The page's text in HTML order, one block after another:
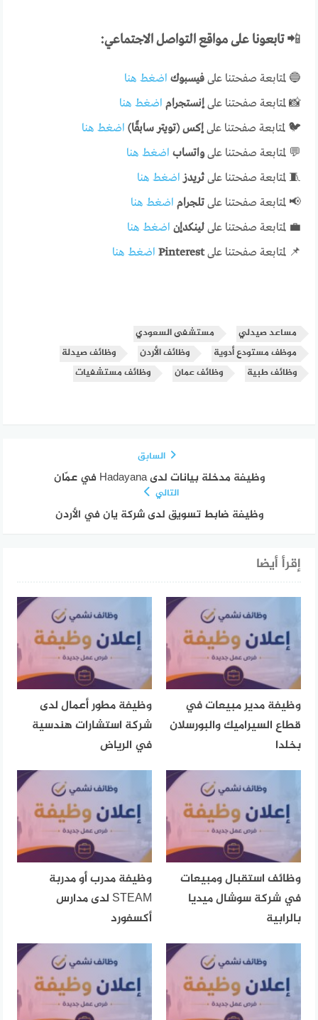
📲تابعونا على مواقع التواصل الاجتماعي:
🔵 لمتابعة صفحتنا علىفيسبوك اضغط هنا
📸 لمتابعة صفحتنا علىإنستجرام اضغط هنا
🐦 لمتابعة صفحتنا علىإكس (تويتر سابقًا) اضغط هنا
💬 لمتابعة صفحتنا علىواتساب اضغط هنا
🧵 لمتابعة صفحتنا علىثريدز اضغط هنا
📢 لمتابعة صفحتنا علىتلجرام اضغط هنا
💼 لمتابعة صفحتنا علىلينكدإن اضغط هنا
📌 لمتابعة صفحتنا علىPinterest اضغط هنا
مساعد صيدلي
مستشفى السعودي
موظف مستودع أدوية
وظائف الأردن
وظائف صيدلة
وظائف طبية
وظائف عمان وظائف مستشفيات
السابق
وظيفة مدخلة بيانات لدى Hadayana في عمّان
التالي
وظيفة ضابط تسويق لدى شركة يان في الأردن
إقرأ أيضا
وظيفة مدير مبيعات في
قطاع السيراميك والبورسلان
بخلدا
وظيفة مطور أعمال لدى
شركة استشارات هندسية
في الرياض
وظائف استقبال ومبيعات
في شركة سوشال ميديا
بالرابية
وظيفة مدرب أو مدربة
STEAM لدى مدارس
أكسفورد